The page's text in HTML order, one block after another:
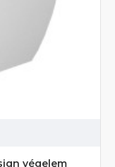
végelem